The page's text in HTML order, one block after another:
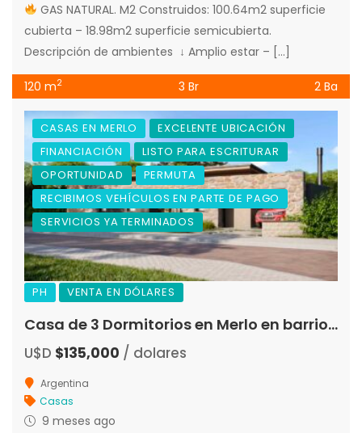
GAS NATURAL. M2 Construidos: 100.64m2 superficie
cubierta – 18.98m2 superficie semicubierta.
Descripción de ambientes ↓ Amplio estar – […]
120 m2 3 Br 2 Ba
CASAS EN MERLO
EXCELENTE UBICACIÓN
FINANCIACIÓN
LISTO PARA ESCRITURAR
OPORTUNIDAD
PERMUTA
RECIBIMOS VEHÍCULOS EN PARTE DE PAGO
SERVICIOS YA TERMINADOS
PH VENTA EN DÓLARES
Casa de 3 Dormitorios en Merlo en barrio «Virgen del Tala» «Preventa»
U$D $135,000 / dolares
Argentina
Casas
9 meses ago